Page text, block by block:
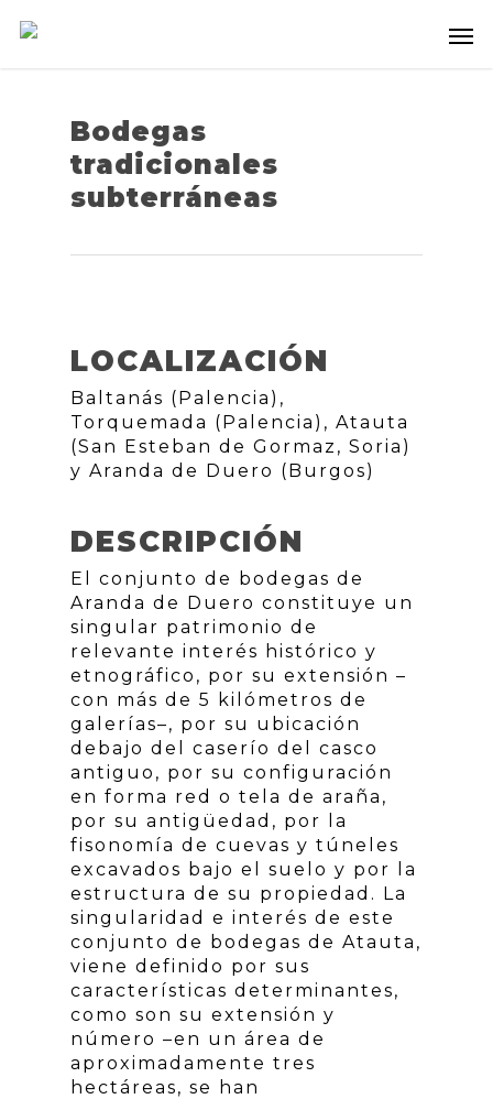
Bodegas
tradicionales
subterráneas
LOCALIZACIÓN
Baltanás (Palencia),
Torquemada (Palencia), Atauta
(San Esteban de Gormaz, Soria)
y Aranda de Duero (Burgos)
DESCRIPCIÓN
El conjunto de bodegas de
Aranda de Duero constituye un
singular patrimonio de
relevante interés histórico y
etnográfico, por su extensión –
con más de 5 kilómetros de
galerías–, por su ubicación
debajo del caserío del casco
antiguo, por su configuración
en forma red o tela de araña,
por su antigüedad, por la
fisonomía de cuevas y túneles
excavados bajo el suelo y por la
estructura de su propiedad. La
singularidad e interés de este
conjunto de bodegas de Atauta,
viene definido por sus
características determinantes,
como son su extensión y
número –en un área de
aproximadamente tres
hectáreas, se han